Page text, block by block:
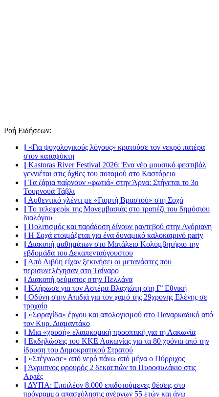
Ροή Ειδήσεων:
|| «Για ψυχολογικούς λόγους» κρατούσε τον νεκρό πατέρα
στον καταψύκτη
|| Kastoras River Festival 2026: Ένα νέο μουσικό φεστιβάλ
γεννιέται στις όχθες του ποταμού στο Καστόρειο
|| Τα ζάρια παίρνουν «φωτιά» στην Άρνα: Στήνεται το 3ο
Τουρνουά Τάβλι
|| Αυθεντικό γλέντι με «Γιορτή Βραστού» στη Σοχά
|| Το τελεφερίκ της Μονεμβασιάς στο τραπέζι του δημόσιου
διαλόγου
|| Πολιτισμός και παράδοση δίνουν ραντεβού στην Αγόριανη
|| Η Σοχά ετοιμάζεται για ένα δυναμικό καλοκαιρινό party
|| Διακοπή μαθημάτων στο Ματάλειο Κολυμβητήριο την
εβδομάδα του Δεκαπενταύγουστου
|| Από Λιβύη είχαν ξεκινήσει οι μετανάστες που
περισυνελέγησαν στο Ταίναρο
|| Διακοπή ρεύματος στην Πελλάνα
|| Κλήρωσε για τον Αστέρα Βλαχιώτη στη Γ’ Εθνική
|| Οδύνη στην Απιδιά για τον χαμό της 29χρονης Ελένης σε
τροχαίο
|| «Σφραγίδα» έργου και απολογισμού στο Παναρκαδικό από
τον Κυρ. Διαμαντάκο
|| Μια «χρυσή» ελαιοκομική προοπτική για τη Λακωνία
|| Εκδηλώσεις του ΚΚΕ Λακωνίας για τα 80 χρόνια από την
ίδρυση του Δημοκρατικού Στρατού
|| «Στέγνωσε» από νερό πάνω από μήνα ο Πύρριχος
|| Άγρυπνος φρουρός 2 δεκαετιών το Πυροφυλάκιο στις
Αιγιές
|| ΔΥΠΑ: Επιπλέον 8.000 επιδοτούμενες θέσεις στο
πρόγραμμα απασχόλησης ανέργων 55 ετών και άνω